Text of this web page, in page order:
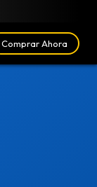
Comprar Ahora